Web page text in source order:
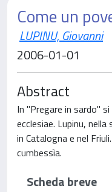
Come un
LUPINU, Giovanni
2006-01-01
Abstract
In "Pregare in sardo"
ecclesiae. Lupinu,
in Catalogna e nel
cumbessìa.
Scheda breve